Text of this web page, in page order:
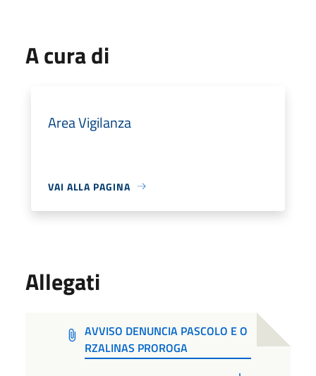
A cura di
Area Vigilanza
VAI ALLA PAGINA
Allegati
AVVISO DENUNCIA PASCOLO E O
RZALINAS PROROGA